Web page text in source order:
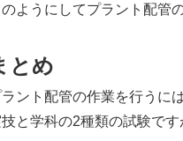
のようにしてプラント配管
とめ
ント配管の作業を行うに
と学科の2種類の試験で